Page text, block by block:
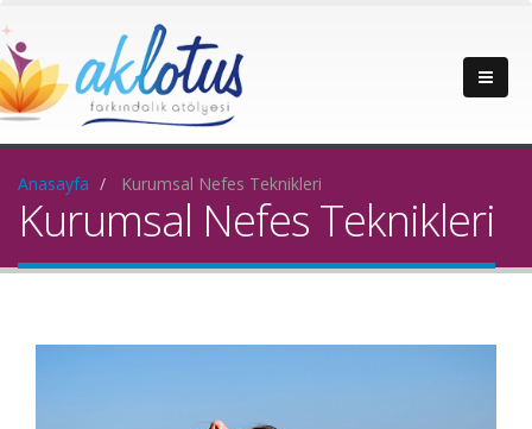
Anasayfa Kurumsal Nefes Teknikleri
Kurumsal Nefes Teknikleri